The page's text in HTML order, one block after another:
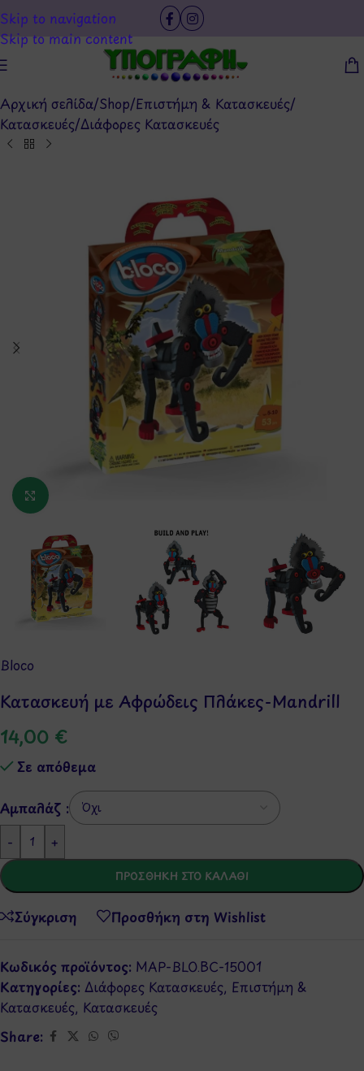
Skip to navigation
Skip to main content
Αρχική σελίδα/Shop/Επιστήμη & Κατασκευές/
Κατασκευές/Διάφορες Κατασκευές
Κάντε κλικ για μεγέθυνση
Bloco
Κατασκευή με Αφρώδεις Πλάκες-Mandrill
14,00 €
Σε απόθεμα
Αμπαλάζ :
-
+
ΠΡΟΣΘΉΚΗ ΣΤΟ ΚΑΛΆΘΙ
Σύγκριση Προσθήκη στη Wishlist
Κωδικός προϊόντος: MAP-BLO.BC-15001
Κατηγορίες: Διάφορες Κατασκευές, Επιστήμη &
Κατασκευές, Κατασκευές
Share: